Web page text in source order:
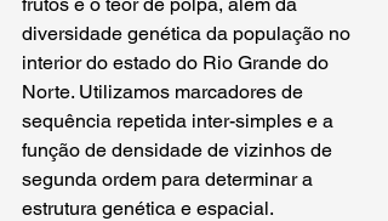
diversidade genética da população no
interior do estado do Rio Grande do
Norte. Utilizamos marcadores de
sequência repetida inter-simples e a
função de densidade de vizinhos de
segunda ordem para determinar a
estrutura genética e espacial.